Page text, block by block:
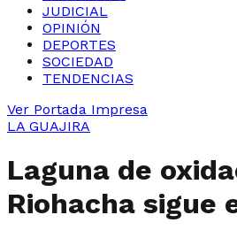
JUDICIAL
OPINIÓN
DEPORTES
SOCIEDAD
TENDENCIAS
Ver Portada Impresa
LA GUAJIRA
Laguna de
Riohacha sigue